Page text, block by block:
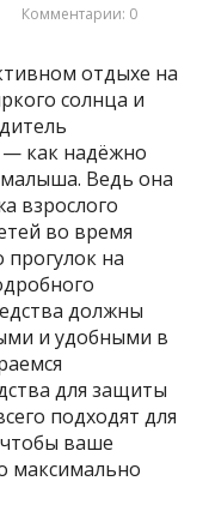
Комментарии: 0
отдыхе на
солнца и
— как надёжно
Ведь она
взрослого
во время
на
должны
и удобными в
для защиты
подходят для
ваше
максимально